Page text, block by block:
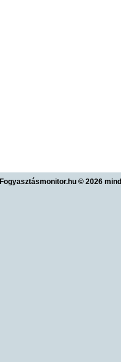
Fogyasztásmonitor.hu © 2026